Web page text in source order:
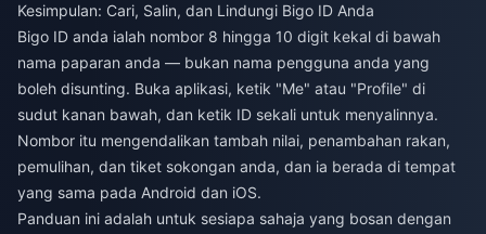
Kesimpulan: Cari, Salin, dan Lindungi Bigo ID Anda
Bigo ID anda ialah nombor 8 hingga 10 digit kekal di bawah
nama paparan anda — bukan nama pengguna anda yang
boleh disunting. Buka aplikasi, ketik "Me" atau "Profile" di
sudut kanan bawah, dan ketik ID sekali untuk menyalinnya.
Nombor itu mengendalikan tambah nilai, penambahan rakan,
pemulihan, dan tiket sokongan anda, dan ia berada di tempat
yang sama pada Android dan iOS.
Panduan ini adalah untuk sesiapa sahaja yang bosan dengan